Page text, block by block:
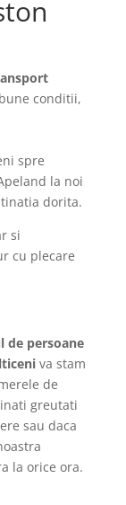
conditii,
spre
la noi
dorita.
si
cu plecare
de persoane
va stam
de
greutati
sau daca
la orice ora.